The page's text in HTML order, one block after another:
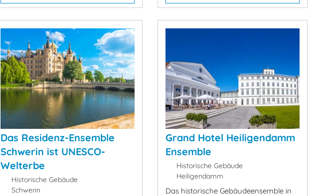
Das Residenz-Ensemble
Schwerin ist UNESCO-
Welterbe
Historische Gebäude
Schwerin
Grand Hotel Heiligendamm
Ensemble
Historische Gebäude
Heiligendamm
Das historische Gebäudeensemble in